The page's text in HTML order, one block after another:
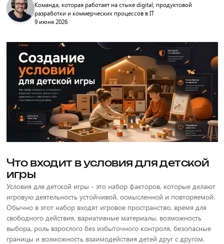
Команда, которая работает на стыке digital, продуктовой
разработки и коммерческих процессов в IT
9 июня 2026
Что входит в условия для детской
игры
Условия для детской игры - это набор факторов, которые делают
игровую деятельность устойчивой, осмысленной и повторяемой.
Обычно в этот набор входят игровое пространство, время для
свободного действия, вариативные материалы, возможность
выбора, роль взрослого без избыточного контроля, безопасные
границы и возможность взаимодействия детей друг с другом.